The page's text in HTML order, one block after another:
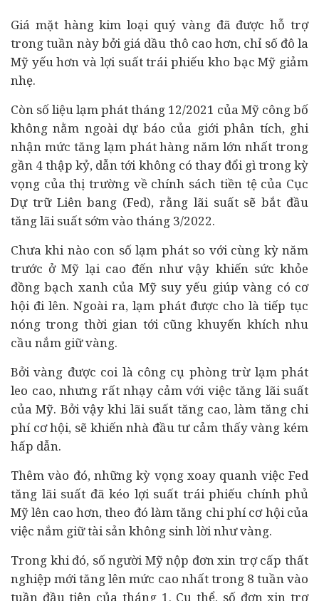
Giá mặt hàng kim loại quý vàng đã được hỗ trợ
trong tuần này bởi giá dầu thô cao hơn, chỉ số đô la
Mỹ yếu hơn và lợi suất trái phiếu kho bạc Mỹ giảm
nhẹ.
Còn số liệu lạm phát tháng 12/2021 của Mỹ công bố
không nằm ngoài dự báo của giới phân tích, ghi
nhận mức tăng lạm phát hàng năm lớn nhất trong
gần 4 thập kỷ, dẫn tới không có thay đổi gì trong kỳ
vọng của thị trường về chính sách tiền tệ của Cục
Dự trữ Liên bang (Fed), rằng lãi suất sẽ bắt đầu
tăng lãi suất sớm vào tháng 3/2022.
Chưa khi nào con số lạm phát so với cùng kỳ năm
trước ở Mỹ lại cao đến như vậy khiến sức khỏe
đồng bạch xanh của Mỹ suy yếu giúp vàng có cơ
hội đi lên. Ngoài ra, lạm phát được cho là tiếp tục
nóng trong thời gian tới cũng khuyến khích nhu
cầu nắm giữ vàng.
Bởi vàng được coi là công cụ phòng trừ lạm phát
leo cao, nhưng rất nhạy cảm với việc tăng lãi suất
của Mỹ. Bởi vậy khi lãi suất tăng cao, làm tăng chi
phí cơ hội, sẽ khiến nhà đầu tư cảm thấy vàng kém
hấp dẫn.
Thêm vào đó, những kỳ vọng xoay quanh việc Fed
tăng lãi suất đã kéo lợi suất trái phiếu chính phủ
Mỹ lên cao hơn, theo đó làm tăng chi phí cơ hội của
việc nắm giữ tài sản không sinh lời như vàng.
Trong khi đó, số người Mỹ nộp đơn xin trợ cấp thất
nghiệp mới tăng lên mức cao nhất trong 8 tuần vào
tuần đầu tiên của tháng 1. Cụ thể, số đơn xin trợ